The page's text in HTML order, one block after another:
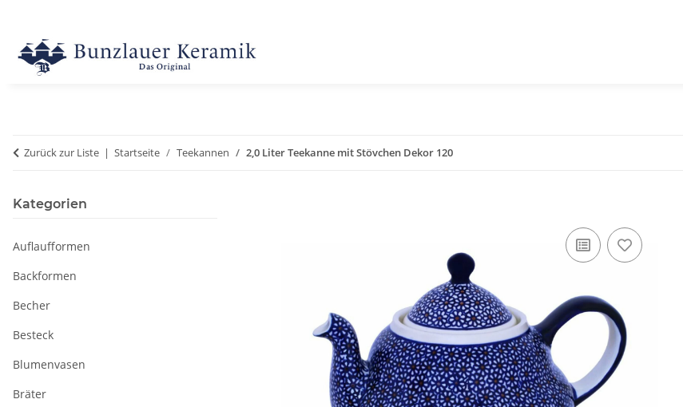
Zurück zur Liste Startseite Teekannen 2,0 Liter Teekanne mit Stövchen Dekor 120
Kategorien
Auflaufformen
Backformen
Becher
Besteck
Blumenvasen
Bräter